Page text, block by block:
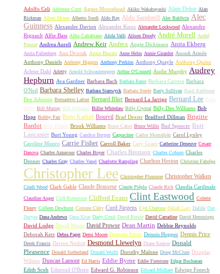
Adolfo Celi Adrienne Corri Agnes Moorehead Akiko Wakabayashi Alain Delon Alan
Rickman Albert Moses Alberto Sordi Aldo Ray Aldo Sambrell Alec Baldwin Alec
Guinness Alexander Davion Alexander Knox Alexander Lockwood Alexandre
Rignault Alfie Bass Alfio Caltabiano Alida Valli Alison Doody André Morell André
Pousse Andrea Aureli Andrew Keir Andrex Angie Dickinson Anita Ekberg
Anita Pallenberg Ann Dvorak Anne Baxter Anne Helm Annie Girardot Anouk Aimée
Anthony Daniels Anthony Higgins Anthony Perkins Anthony Quayle Anthony Quinn
Arlene Dahl Arletty Arnold Schwarzenegger Arthur O'Connell Audie Murphy Audrey
Hepburn Ava Gardner Barbara Bach Barbara Bates Barbara Carrera Barbara
O'Neil Barbara Shelley Barbara Stanwyck Barbara Steele Barry Sullivan Basil Rathbone
Ben Johnson Bernadette Lafont Bernard Blier Bernard La Jarrige Bernard Lee Bette
Davis Bill Murray Bill Williams Billie Whitelaw Billy Crystal Billy Dee Williams Bob
Hope Bobby Parr Boris Karloff Bourvil Brad Dexter Bradford Dillman Brigitte
Bardot Britt Ekland Brook Williams Bruce Cabot Bruce Willis Bud Spencer Burt
Lancaster Burt Young Candice Bergen Capucine Carlos Montalbán Carol Lynley
Caroline Munro Carrie Fisher Carroll Baker Cary Grant Catherine Deneuve Cesare
Danova Charles Aznavour Charles Boyer Charles Bronson Charles Coburn Charles
Denner Charles Gray Charles Vanel Charlotte Rampling Charlton Heston Christine Fabréga
Christopher Lee Christopher Plummer Christopher Walken
Cindi Wood Clark Gable Claude Brasseur Claude Piéplu Claude Rich Claudia Cardinale
Claudine Auger Cliff Robertson Clifford Evans Clint Eastwood Colette
Fleury Colleen Dewhurst Corinne Cléry Curd Jürgens Cyd Charisse Daliah Lavi Dalida Dan
Duryea Dana Andrews Dana Elcar Darry Cowl David Bowie David Carradine David Hemmings
David Lodge David Niven David Prowse Dean Martin Debbie Reynolds
Deborah Kerr Debra Paget Demi Moore Denholm Elliott Dennis Hopper Dennis Price
Derek Francis Derren Nesbitt Desmond Llewelyn Diane Keaton Donald
Pleasence Donald Sutherland Donald Wolfit Dorothy Malone Doug McClure Douglas
Wilmer Duncan Lamont Ed Harris Eddie Byrne Eddie Firestone Edgar Buchanan
Edith Scob Edmond O'Brien Edward G. Robinson Edward Mulhare Edwige Fenech